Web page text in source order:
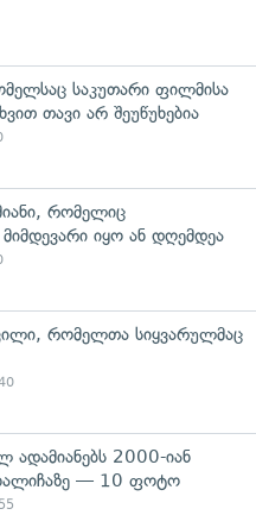
საკუთარი ფილმისა
თავი არ შეუწუხებია
რომელიც
იყო ან დღემდეა
რომელთა სიყვარულმაც
ადამიანებს 2000-იან
— 10 ფოტო